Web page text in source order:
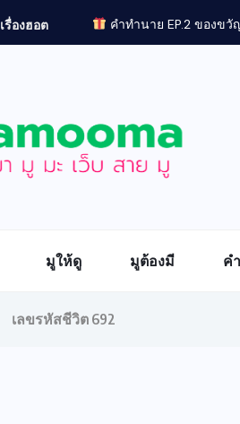
เรื่องฮอต คำทำนาย EP.2 ของข
มูให้ดู มูต้องมี ค
เลขรหัสชีวิต 692